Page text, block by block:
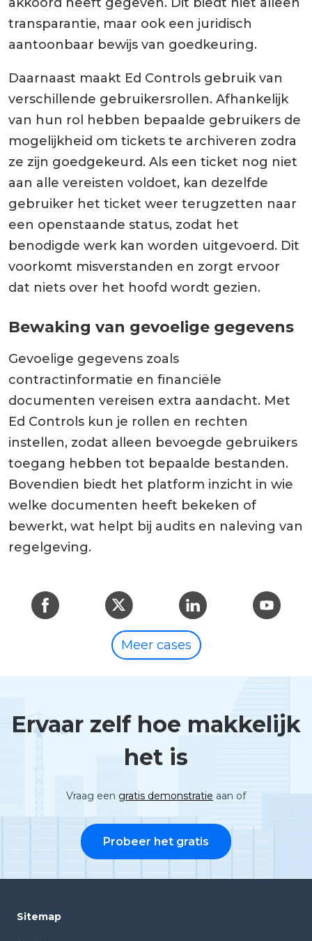
transparantie, maar ook een juridisch
aantoonbaar bewijs van goedkeuring.
Daarnaast maakt Ed Controls gebruik van
verschillende gebruikersrollen. Afhankelijk
van hun rol hebben bepaalde gebruikers de
mogelijkheid om tickets te archiveren zodra
ze zijn goedgekeurd. Als een ticket nog niet
aan alle vereisten voldoet, kan dezelfde
gebruiker het ticket weer terugzetten naar
een openstaande status, zodat het
benodigde werk kan worden uitgevoerd. Dit
voorkomt misverstanden en zorgt ervoor
dat niets over het hoofd wordt gezien.
Bewaking van gevoelige gegevens
Gevoelige gegevens zoals
contractinformatie en financiële
documenten vereisen extra aandacht. Met
Ed Controls kun je rollen en rechten
instellen, zodat alleen bevoegde gebruikers
toegang hebben tot bepaalde bestanden.
Bovendien biedt het platform inzicht in wie
welke documenten heeft bekeken of
bewerkt, wat helpt bij audits en naleving van
regelgeving.
Meer cases
Ervaar zelf hoe makkelijk
het is
Vraag een gratis demonstratie aan of
Probeer het gratis
Sitemap